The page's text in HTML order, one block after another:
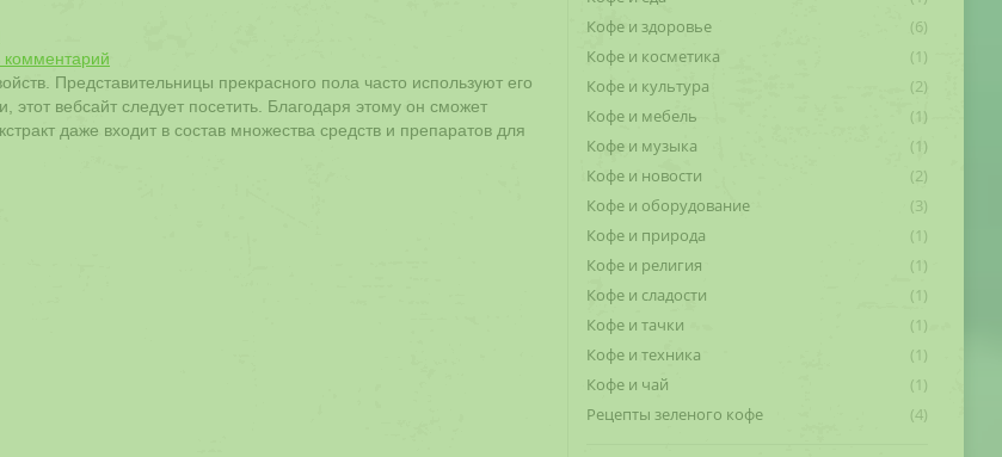
комментарий
Представительницы прекрасного пола часто используют его
этот вебсайт следует посетить. Благодаря этому он сможет
даже входит в состав множества средств и препаратов для
Кофе и здоровье
(6)
Кофе и косметика
(1)
Кофе и культура
(2)
Кофе и мебель
(1)
Кофе и музыка
(1)
Кофе и новости
(2)
Кофе и оборудование
(3)
Кофе и природа
(1)
Кофе и религия
(1)
Кофе и сладости
(1)
Кофе и тачки
(1)
Кофе и техника
(1)
Кофе и чай
(1)
Рецепты зеленого кофе
(4)